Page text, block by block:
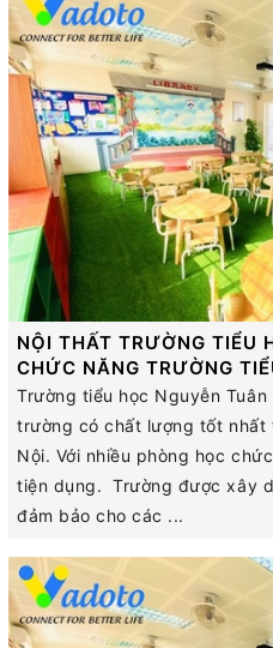
NỘI THẤT TRƯỜNG TIỂU
CHỨC NĂNG TRƯỜNG
Trường tiểu học Nguyễn
trường có chất lượng tốt nhất
Nội. Với nhiều phòng học
tiện dụng. Trường được xây
đảm bảo cho các ...